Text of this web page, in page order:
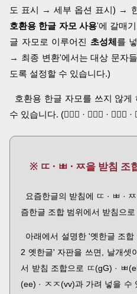
도 표시 → 세부 옵션 표시) →
호환용 한글 자모 사용'에 갈매
글 자모로 이루어진 초성체를
→ 최종 변환'에서는 대상 문자
도록 설정할 수 있습니다.)
호환용 한글 자모를 쓰지 않게
수 있습니다. (ᅟᅠᆨ · ᅟᅠᆩ · ᅟᅠᆪ ·
※ ㄸ · ㅃ · ㅉ을 받침 조
요즘한글의 받침에 ㄸ · ㅃ ·
즘한글 조합 범위에서 받침으
아래에서 설명한 '옛한글 조
2 옛한글' 자판을 쓰면, 날개셋
서 받침 조합으로 ㄸ(gG) · ㅃ
(ee) · ㅈㅈ(vv)과 가려 넣을 수